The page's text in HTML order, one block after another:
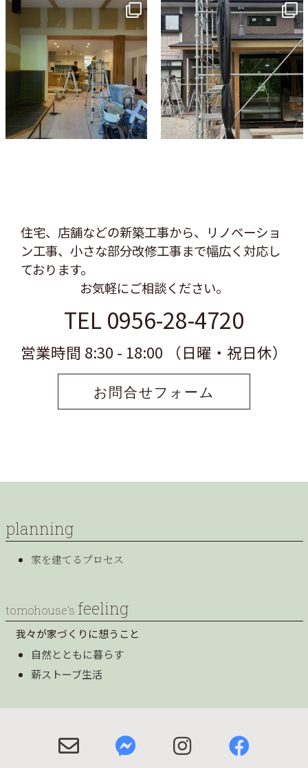
tomohouseinc
tomohouseinc
6月 3
住宅、店舗などの新築工事から、リノベーショ
ン工事、 小さな部分改修工事まで幅広く対応し
ております。
お気軽にご相談ください。
TEL 0956-28-4720
営業時間 8:30 - 18:00 （日曜・祝日休）
お問合せフォーム
planning
家を建てるプロセス
tomohouse’s feeling
我々が家づくりに想うこと
自然とともに暮らす
薪ストーブ生活